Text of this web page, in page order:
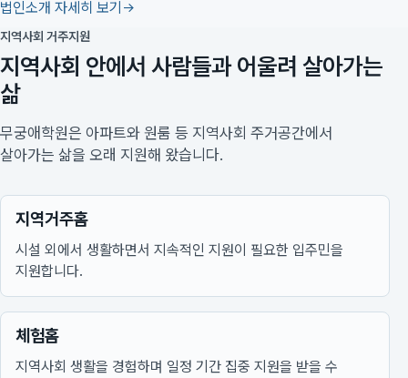
법인소개 자세히 보기
지역사회 거주지원
지역사회 안에서 사람들과 어울려 살아가는
삶
무궁애학원은 아파트와 원룸 등 지역사회 주거공간에서
살아가는 삶을 오래 지원해 왔습니다.
지역거주홈
시설 외에서 생활하면서 지속적인 지원이 필요한 입주민을
지원합니다.
체험홈
지역사회 생활을 경험하며 일정 기간 집중 지원을 받을 수